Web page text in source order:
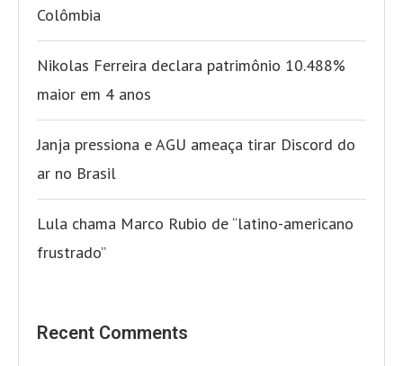
Colômbia
Nikolas Ferreira declara patrimônio 10.488%
maior em 4 anos
Janja pressiona e AGU ameaça tirar Discord do
ar no Brasil
Lula chama Marco Rubio de “latino-americano
frustrado”
Recent Comments